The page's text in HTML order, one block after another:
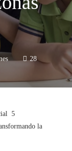
28
la